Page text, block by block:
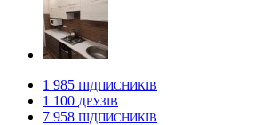
1 985 ПІДПИСНИКІВ
1 100 ДРУЗІВ
7 958 ПІДПИСНИКІВ